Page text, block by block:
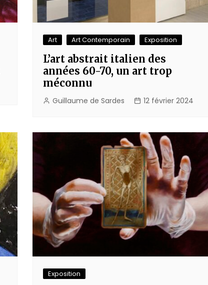
Art Art Contemporain Exposition
L’art abstrait italien des
années 60-70, un art trop
méconnu
Guillaume de Sardes 12 février 2024
Exposition